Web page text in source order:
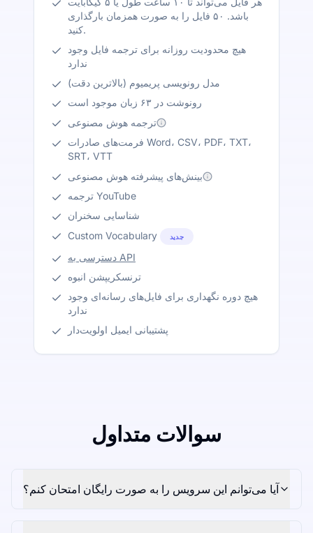
باشد. ۵۰ فایل را به صورت همزمان بارگذاری
کنید.
هیچ محدودیت روزانه برای ترجمه فایل وجود
ندارد
مدل رونویسی پریمیوم (بالاترین دقت)
رونوشت در ۶۳ زبان موجود است
ترجمه هوش مصنوعی
فرمت‌های صادرات Word، CSV، PDF، TXT،
SRT، VTT
بینش‌های پیشرفته هوش مصنوعی
ترجمه YouTube
شناسایی سخنران
Custom Vocabulary
جدید
دسترسی به API
ترنسکریپشن انبوه
هیچ دوره نگهداری برای فایل‌های رسانه‌ای وجود
ندارد
پشتیبانی ایمیل اولویت‌دار
سوالات متداول
آیا می‌توانم این سرویس را به صورت رایگان امتحان کنم؟